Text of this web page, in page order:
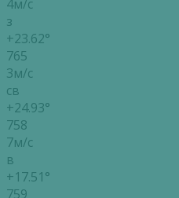
4м/с
з
+23.62°
765
3м/с
св
+24.93°
758
7м/с
в
+17.51°
759